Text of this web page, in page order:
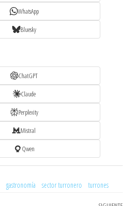
WhatsApp
Bluesky
ChatGPT
Claude
Perplexity
Mistral
Qwen
gastronomía sector turronero turrones